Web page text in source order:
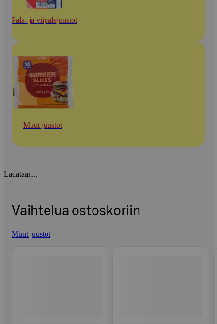
Pala- ja viipalejuustot
Muut juustot
Ladataan...
Vaihtelua ostoskoriin
Muut juustot